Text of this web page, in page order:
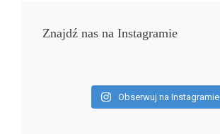
Znajdź nas na Instagramie
Obserwuj na Instagramie